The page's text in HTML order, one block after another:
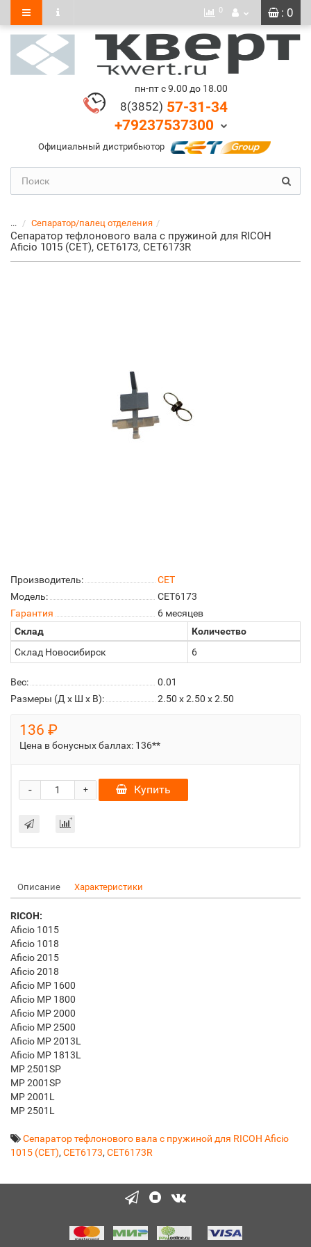
: 0
0
пн-пт с 9.00 до 18.00
8(3852) 57-31-34
+79237537300
Официальный дистрибьютор
... Сепаратор/палец отделения
Сепаратор тефлонового вала с пружиной для RICOH
Aficio 1015 (CET), CET6173, CET6173R
Производитель:
CET
Модель:
CET6173
Гарантия
6 месяцев
Склад
Количество
Склад Новосибирск
6
Вес:
0.01
Размеры (Д x Ш x В):
2.50 x 2.50 x 2.50
136 ₽
Цена в бонусных баллах: 136**
+
- Купить
Описание Характеристики
RICOH:
Aficio 1015
Aficio 1018
Aficio 2015
Aficio 2018
Aficio MP 1600
Aficio MP 1800
Aficio MP 2000
Aficio MP 2500
Aficio MP 2013L
Aficio MP 1813L
MP 2501SP
MP 2001SP
MP 2001L
MP 2501L
Сепаратор тефлонового вала с пружиной для RICOH Aficio
1015 (CET), CET6173, CET6173R